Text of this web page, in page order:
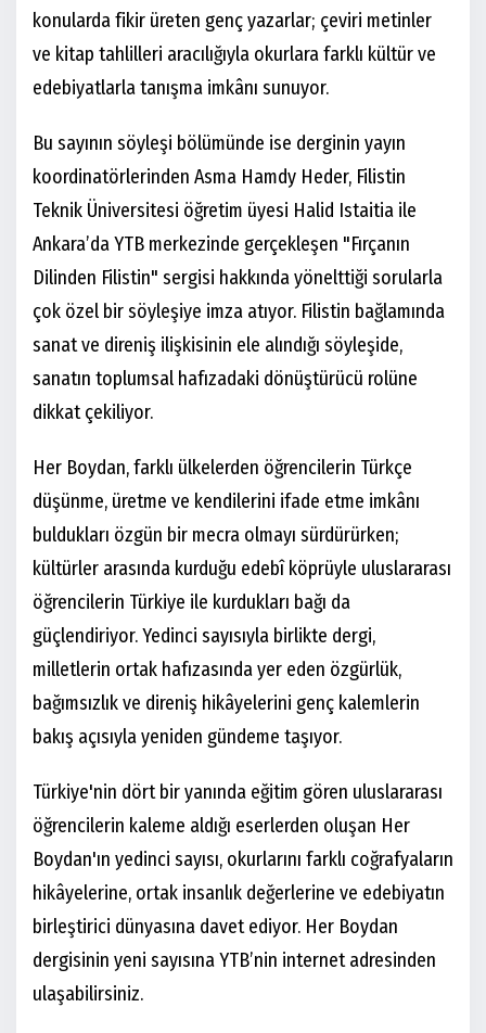
konularda fikir üreten genç yazarlar; çeviri metinler
ve kitap tahlilleri aracılığıyla okurlara farklı kültür ve
edebiyatlarla tanışma imkânı sunuyor.
Bu sayının söyleşi bölümünde ise derginin yayın
koordinatörlerinden Asma Hamdy Heder, Filistin
Teknik Üniversitesi öğretim üyesi Halid Istaitia ile
Ankara’da YTB merkezinde gerçekleşen "Fırçanın
Dilinden Filistin" sergisi hakkında yönelttiği sorularla
çok özel bir söyleşiye imza atıyor. Filistin bağlamında
sanat ve direniş ilişkisinin ele alındığı söyleşide,
sanatın toplumsal hafızadaki dönüştürücü rolüne
dikkat çekiliyor.
Her Boydan, farklı ülkelerden öğrencilerin Türkçe
düşünme, üretme ve kendilerini ifade etme imkânı
buldukları özgün bir mecra olmayı sürdürürken;
kültürler arasında kurduğu edebî köprüyle uluslararası
öğrencilerin Türkiye ile kurdukları bağı da
güçlendiriyor. Yedinci sayısıyla birlikte dergi,
milletlerin ortak hafızasında yer eden özgürlük,
bağımsızlık ve direniş hikâyelerini genç kalemlerin
bakış açısıyla yeniden gündeme taşıyor.
Türkiye'nin dört bir yanında eğitim gören uluslararası
öğrencilerin kaleme aldığı eserlerden oluşan Her
Boydan'ın yedinci sayısı, okurlarını farklı coğrafyaların
hikâyelerine, ortak insanlık değerlerine ve edebiyatın
birleştirici dünyasına davet ediyor. Her Boydan
dergisinin yeni sayısına YTB’nin internet adresinden
ulaşabilirsiniz.